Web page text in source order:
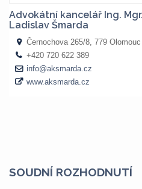
SOUDNÍ ROZHODNUTÍ